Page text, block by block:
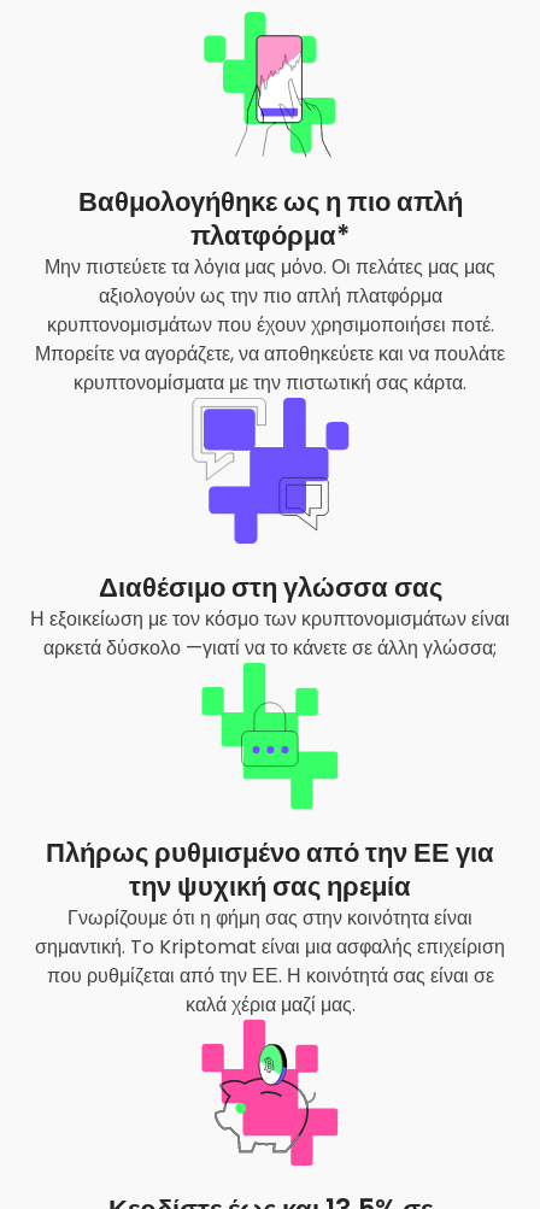
Βαθμολογήθηκε ως η πιο απλή
πλατφόρμα*
Μην πιστεύετε τα λόγια μας μόνο. Οι πελάτες μας μας
αξιολογούν ως την πιο απλή πλατφόρμα
κρυπτονομισμάτων που έχουν χρησιμοποιήσει ποτέ.
Μπορείτε να αγοράζετε, να αποθηκεύετε και να πουλάτε
κρυπτονομίσματα με την πιστωτική σας κάρτα.
Διαθέσιμο στη γλώσσα σας
Η εξοικείωση με τον κόσμο των κρυπτονομισμάτων είναι
αρκετά δύσκολο —γιατί να το κάνετε σε άλλη γλώσσα;
Πλήρως ρυθμισμένο από την ΕΕ για
την ψυχική σας ηρεμία
Γνωρίζουμε ότι η φήμη σας στην κοινότητα είναι
σημαντική. To Kriptomat είναι μια ασφαλής επιχείριση
που ρυθμίζεται από την ΕΕ. Η κοινότητά σας είναι σε
καλά χέρια μαζί μας.